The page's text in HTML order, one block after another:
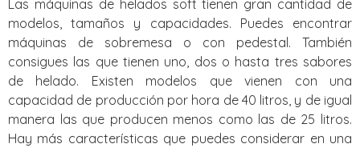
Las máquinas de helados soft tienen gran cantidad de
modelos, tamaños y capacidades. Puedes encontrar
máquinas de sobremesa o con pedestal. También
consigues las que tienen uno, dos o hasta tres sabores
de helado. Existen modelos que vienen con una
capacidad de producción por hora de 40 litros, y de igual
manera las que producen menos como las de 25 litros.
Hay más características que puedes considerar en una